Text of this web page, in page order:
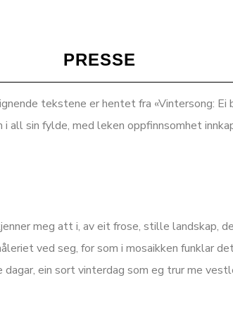
PRESSE
tekstene er hentet fra «Vintersong: Ei
all sin fylde, med leken oppfinnsomhet
meg att i, av eit frose, stille landskap,
ved seg, for som i mosaikken funklar
ein sort vinterdag som eg trur me